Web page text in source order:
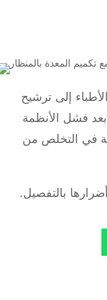
إلى ترشيح
فشل الأنظمة
في التخلص من
بالتفصيل.